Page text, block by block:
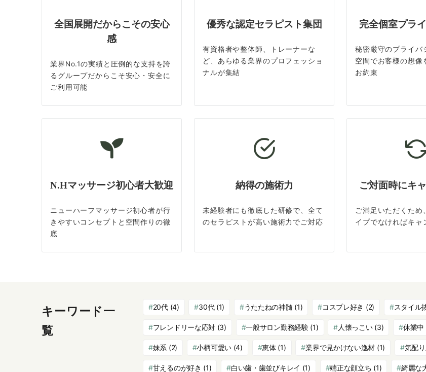
全国展開だからこその安心
感
業界No.1の実績と圧倒的な支持を誇
るグループだからこそ安心・安全に
ご利用可能
優秀な認定セラピスト集団
有資格者や整体師、トレーナーな
ど、あらゆる業界のプロフェッショ
ナルが集結
完全個室プラ
秘密厳守のプライバ
空間でお客様の想像
お約束
N.Hマッサージ初心者大歓迎
ニューハーフマッサージ初心者が行
きやすいコンセプトと空間作りの徹
底
納得の施術力
未経験者にも徹底した研修で、全て
のセラピストが高い施術力でご対応
ご対面時にキ
ご満足いただくため
イプでなければキャ
キーワード一
覧
20代(4) 30代(1) うたたねの神髄 (1) コスプレ好き (2) スタイル
フレンドリーな応対 (3) 一般サロン勤務経験(1) 人懐っこい(3) 休業中
妹系 (2) 小柄可愛い(4) 恵体(1) 業界で見かけない逸材 (1) 気配
甘えるのが好き (1) 白い歯・歯並びキレイ (1) 端正な顔立ち (1) 綺麗な